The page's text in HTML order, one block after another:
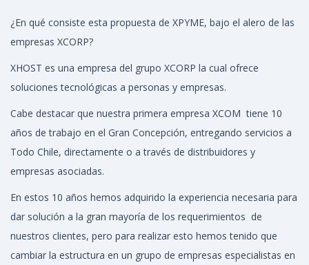
¿En qué consiste esta propuesta de XPYME, bajo el alero de las
empresas XCORP?
XHOST es una empresa del grupo XCORP la cual ofrece
soluciones tecnológicas a personas y empresas.
Cabe destacar que nuestra primera empresa XCOM tiene 10
años de trabajo en el Gran Concepción, entregando servicios a
Todo Chile, directamente o a través de distribuidores y
empresas asociadas.
En estos 10 años hemos adquirido la experiencia necesaria para
dar solución a la gran mayoría de los requerimientos de
nuestros clientes, pero para realizar esto hemos tenido que
cambiar la estructura en un grupo de empresas especialistas en